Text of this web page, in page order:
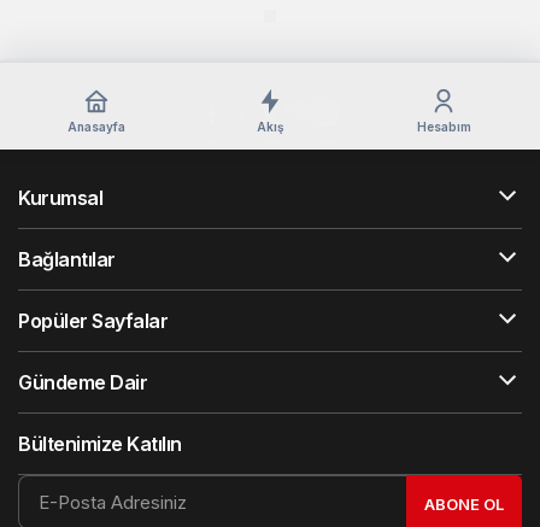
Anasayfa Akış Hesabım
Kurumsal
Bağlantılar
Popüler Sayfalar
Gündeme Dair
Bültenimize Katılın
ABONE OL